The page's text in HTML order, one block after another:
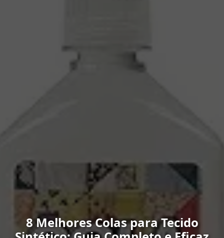
8 Melhores Colas para Tecido